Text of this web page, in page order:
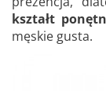
kształt
męskie gusta.